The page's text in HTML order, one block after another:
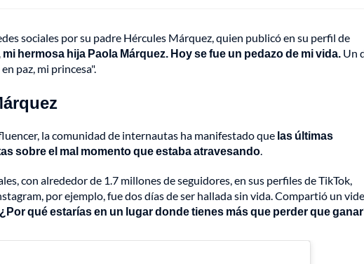
sociales por su padre Hércules Márquez, quien publicó en su perfil de
hermosa hija Paola Márquez. Hoy se fue un pedazo de mi vida. Un
paz, mi princesa".
la comunidad de internautas ha manifestado que las últimas
sobre el mal momento que estaba atravesando.
con alrededor de 1.7 millones de seguidores, en sus perfiles de TikTok,
por ejemplo, fue dos días de ser hallada sin vida. Compartió un
qué estarías en un lugar donde tienes más que perder que